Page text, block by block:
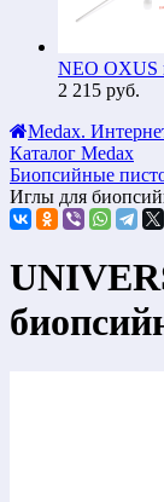
NEO OXUS
2 215 руб.
Medax.
Каталог Medax
Биопсийные
Иглы для